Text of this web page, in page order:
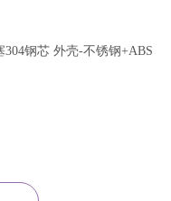
钢芯 外壳-不锈钢+ABS